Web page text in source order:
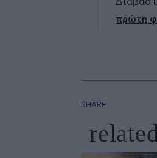
πρώτη
SHARE.